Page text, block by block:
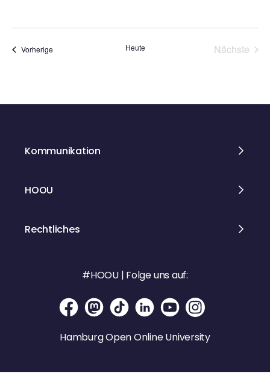
VorherigeVeranstaltungen Heute
Nächste
Kommunikation
HOOU
Rechtliches
#HOOU | Folge uns auf:
Hamburg Open Online University